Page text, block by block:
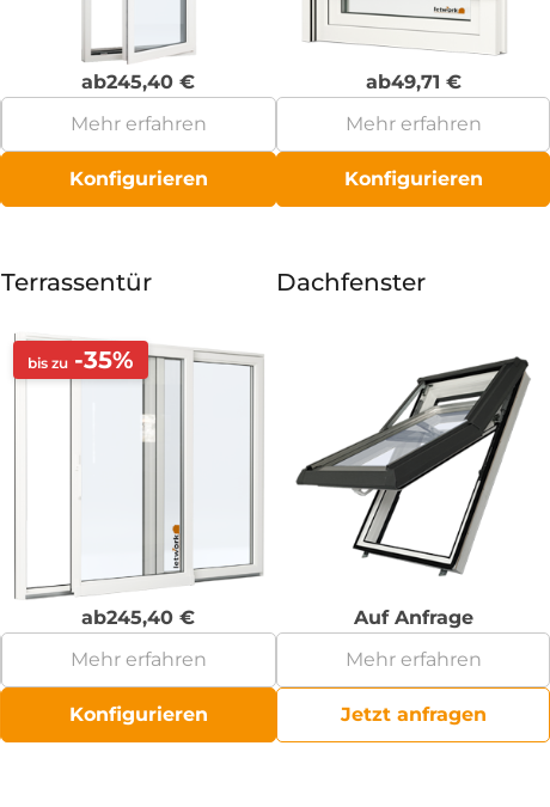
ab245,40€
Mehr erfahren
Konfigurieren
ab49,71 €
Mehr erfahren
Konfigurieren
Terrassentür
bis zu -35%
ab245,40€
Mehr erfahren
Konfigurieren
Dachfenster
Auf Anfrage
Mehr erfahren
Jetzt anfragen